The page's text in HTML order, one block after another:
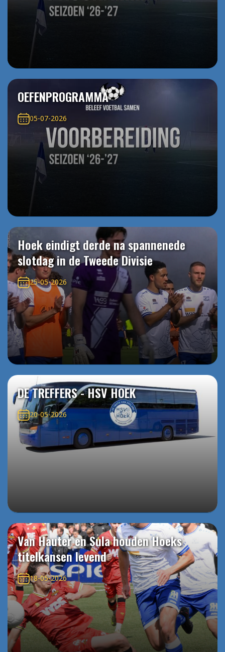
OEFENPROGRAMMA
05-07-2026
Hoek eindigt derde na spannenede
slotdag in de Tweede Divisie
25-05-2026
DE TREFFERS - HSV HOEK
20-05-2026
Van Hauter en Sula houden Hoeks
titelkansen levend
18-05-2026